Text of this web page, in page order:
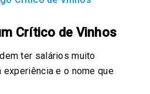
Crítico de Vinhos
ter salários muito
e o nome que